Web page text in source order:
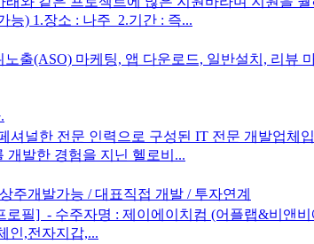
) 1.장소 : 나주 2.기간 : 즉...
출(ASO) 마케팅, 앱 다운로드, 일반설치, 리뷰
셔널한 전문 인력으로 구성된 IT 전문 개발업체
개발한 경험을 지닌 헬로비...
주개발가능 / 대표직접 개발 / 투자연계
필] ​ - 수주자명 : 제이에이치컴 (어플랩&비앤
인,전자지갑,...